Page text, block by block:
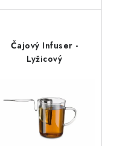
Čajový Infuser -
Lyžicový